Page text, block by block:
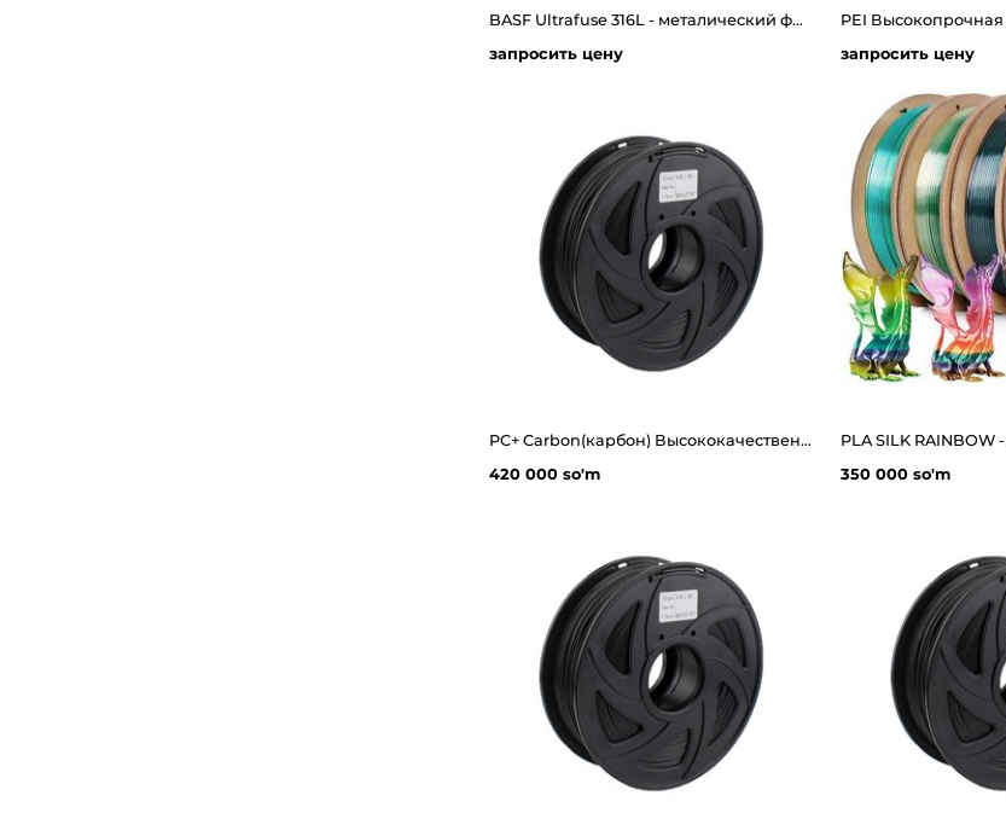
BASF Ultrafuse 316L - металический филамент для 3д принтера
запросить цену
запросить цену
PC+ Carbon(карбон) Высококачественная нить из углеродного волокна для 3d принтера
420 000 so'm
350 000 so'm